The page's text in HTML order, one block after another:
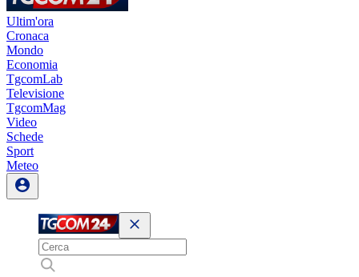
Ultim'ora
Cronaca
Mondo
Economia
TgcomLab
Televisione
TgcomMag
Video
Schede
Sport
Meteo